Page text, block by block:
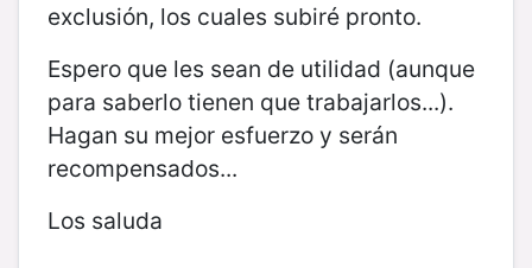
exclusión, los cuales subiré pronto.
Espero que les sean de utilidad (aunque
para saberlo tienen que trabajarlos...).
Hagan su mejor esfuerzo y serán
recompensados...
Los saluda